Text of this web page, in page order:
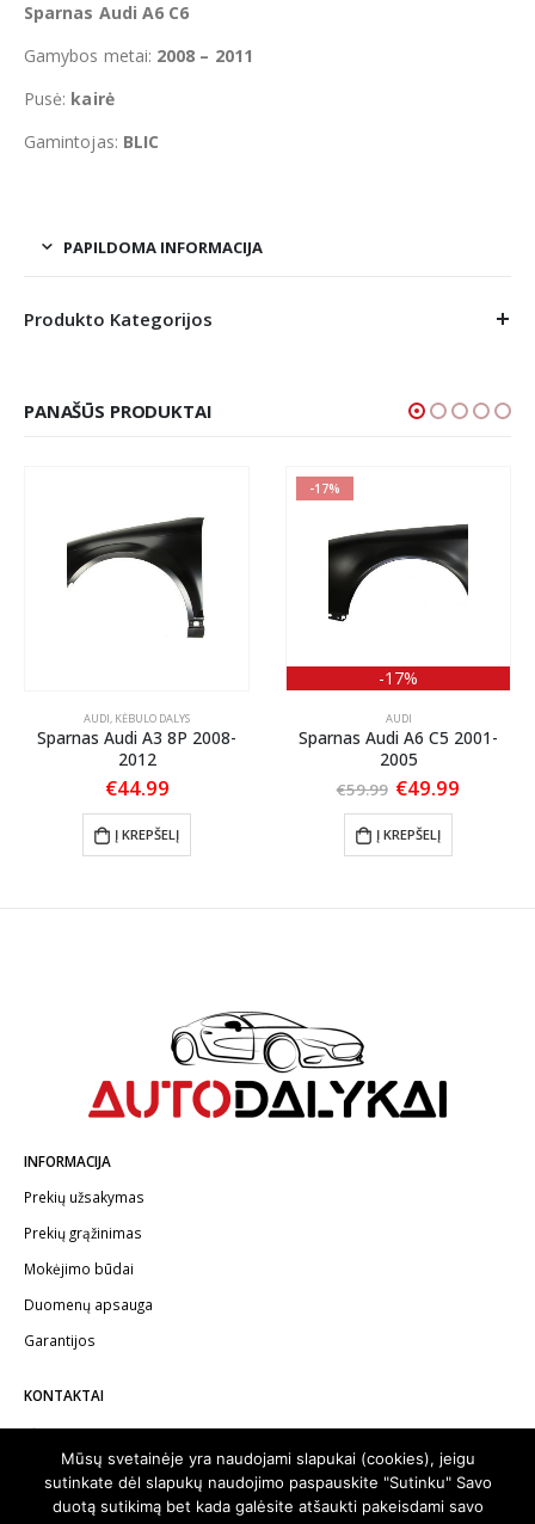
Sparnas Audi A6 C6
Gamybos metai: 2008 – 2011
Pusė: kairė
Gamintojas: BLIC
PAPILDOMA INFORMACIJA
Produkto Kategorijos
PANAŠŪS PRODUKTAI
AUDI, KĖBULO DALYS
Sparnas Audi A3 8P 2008-
2012
€44.99
Į KREPŠELĮ
-17%
-17%
AUDI
Sparnas Audi A6 C5 2001-
2005
€59.99 Original
was:
€59.99.
€49.99
Į KREPŠELĮ
INFORMACIJA
Prekių užsakymas
Prekių grąžinimas
Mokėjimo būdai
Duomenų apsauga
Garantijos
KONTAKTAI
Telefonas:+370 602 62622
El.paštas: info@autodalykai.lt
Mūsų svetainėje yra naudojami slapukai (cookies), jeigu
sutinkate dėl slapukų naudojimo paspauskite "Sutinku" Savo
duotą sutikimą bet kada galėsite atšaukti pakeisdami savo